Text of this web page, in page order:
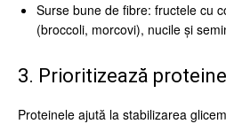
Surse bune de fibre: fructele cu
(broccoli, morcovi), nucile și
3. Prioritizează
Proteinele ajută la stabilizarea